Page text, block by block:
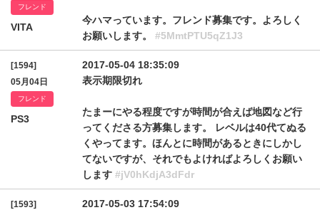
フレンド
VITA
今ハマっています。フレンド募集です。よろしく
お願いします。 #5MmtPTU5qZ1J3
[1594]
05月04日
フレンド
PS3
2017-05-04 18:35:09
表示期限切れ
たまーにやる程度ですが時間が合えば地図など行
ってくださる方募集します。 レベルは40代てぬる
くやってます。ほんとに時間があるときにしかし
てないですが、それでもよければよろしくお願い
します #jV0hKdjA3dFdr
[1593]
2017-05-03 17:54:09